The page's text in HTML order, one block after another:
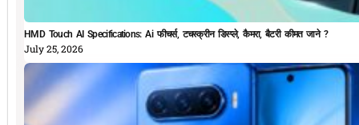
HMD Touch AI Specifications: Ai फीचर्स, टचस्क्रीन डिस्प्ले, कैमरा, बैटरी कीमत जाने ?
July 25, 2026